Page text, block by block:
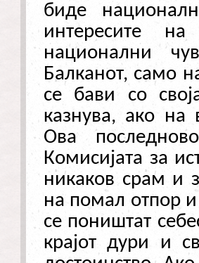
биде
интересите
национални
Балканот, само
се бави со
казнува, ако на
Ова
Комисијата за
никаков срам и
на помал отпор и
се поништат
крајот дури и